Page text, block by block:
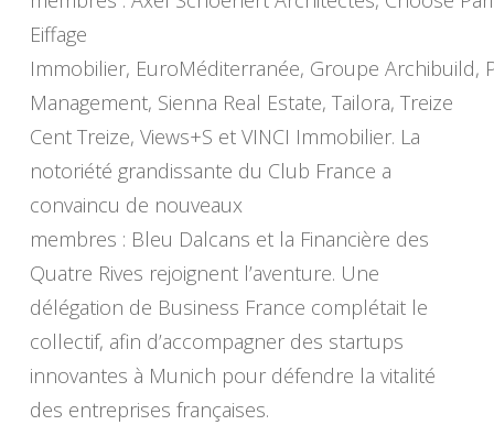
Eiffage
Immobilier, EuroMéditerranée, Groupe Archibuild,
Management, Sienna Real Estate, Tailora, Treize
Cent Treize, Views+S et VINCI Immobilier. La
notoriété grandissante du Club France a
convaincu de nouveaux
membres : Bleu Dalcans et la Financière des
Quatre Rives rejoignent l’aventure. Une
délégation de Business France complétait le
collectif, afin d’accompagner des startups
innovantes à Munich pour défendre la vitalité
des entreprises françaises.